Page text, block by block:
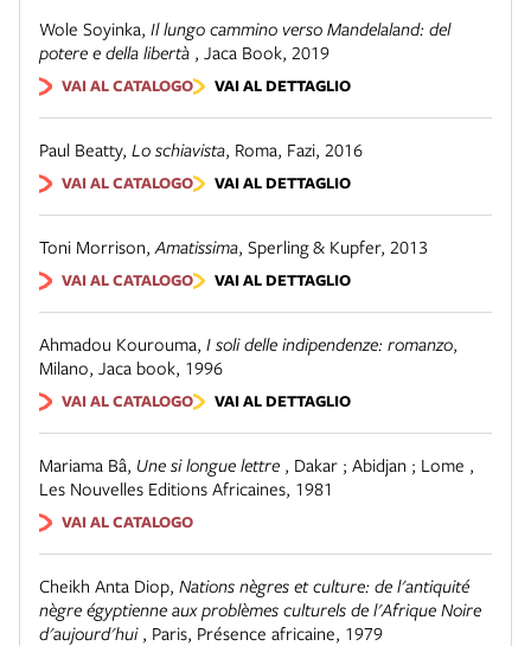
Wole Soyinka, Il lungo cammino verso Mandelaland: del
potere e della libertà , Jaca Book, 2019
VAI AL CATALOGO VAI AL DETTAGLIO
Paul Beatty, Lo schiavista, Roma, Fazi, 2016
VAI AL CATALOGO VAI AL DETTAGLIO
Toni Morrison, Amatissima, Sperling & Kupfer, 2013
VAI AL CATALOGO VAI AL DETTAGLIO
Ahmadou Kourouma, I soli delle indipendenze: romanzo,
Milano, Jaca book, 1996
VAI AL CATALOGO VAI AL DETTAGLIO
Mariama Bâ, Une si longue lettre , Dakar ; Abidjan ; Lome ,
Les Nouvelles Editions Africaines, 1981
VAI AL CATALOGO
Cheikh Anta Diop, Nations nègres et culture: de l'antiquité
nègre égyptienne aux problèmes culturels de l'Afrique Noire
d'aujourd'hui , Paris, Présence africaine, 1979